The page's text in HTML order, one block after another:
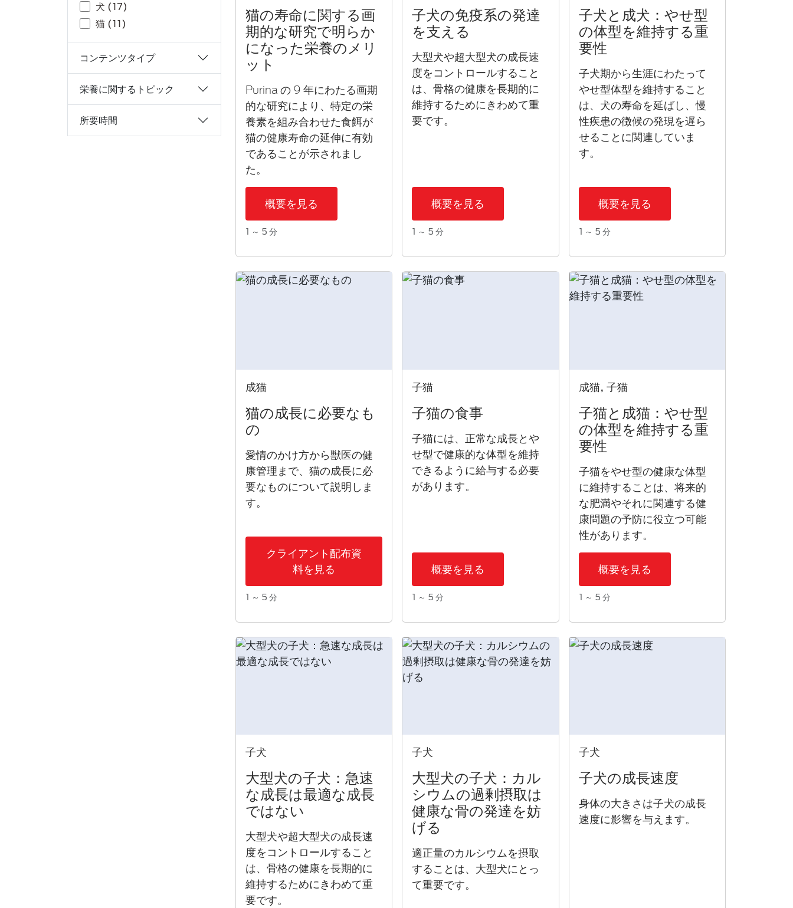
犬 (17)
猫 (11)
コンテンツタイプ
栄養に関するトピック
所要時間
猫の寿命に関する画
期的な研究で明らか
になった栄養のメリ
ット
Purina の 9 年にわたる画期
的な研究により、特定の栄
養素を組み合わせた食餌が
猫の健康寿命の延伸に有効
であることが示されまし
た。
概要を見る
1 ～ 5 分
子犬の免疫系の発達
を支える
大型犬や超大型犬の成長速
度をコントロールすること
は、骨格の健康を長期的に
維持するためにきわめて重
要です。
概要を見る
1 ～ 5 分
子犬と成犬：やせ型
の体型を維持する重
要性
子犬期から生涯にわたって
やせ型体型を維持すること
は、犬の寿命を延ばし、慢
性疾患の徴候の発現を遅ら
せることに関連していま
す。
概要を見る
1 ～ 5 分
成猫
猫の成長に必要なも
の
愛情のかけ方から獣医の健
康管理まで、猫の成長に必
要なものについて説明しま
す。
クライアント配布資
料を見る
1 ～ 5 分
子猫
子猫​の食事​
子猫には、正常な成長とや
せ型で健康的な体型を維持
できるように給与する必要
があります。
概要を見る
1 ～ 5 分
成猫, 子猫
子猫​と成猫：やせ型
の体型を維持する重
要性
子猫をやせ型の健康な体型
に維持することは、将来的
な肥満やそれに関連する健
康問題の予防に役立つ可能
性があります。
概要を見る
1 ～ 5 分
子犬
大型犬の子犬​：急速
な成長は最適な成長
ではない
大型犬や超大型犬の成長速
度をコントロールすること
は、骨格の健康を長期的に
維持するためにきわめて重
要です。
子犬
大型犬の子犬​：カル
シウムの過剰摂取は
健康な骨の発達を妨
げる
適正量のカルシウムを摂取
することは、大型犬にとっ
て重要です。
子犬
子犬​の成長速度
身体の大きさは子犬の成長
速度に影響を与えます。